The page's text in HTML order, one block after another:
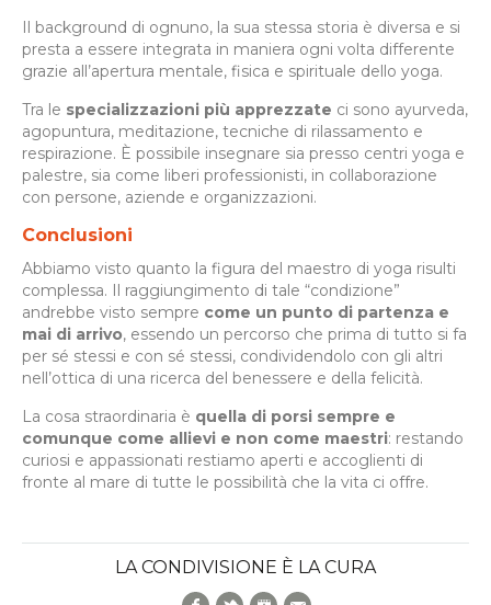
Il background di ognuno, la sua stessa storia è diversa e si
presta a essere integrata in maniera ogni volta differente
grazie all’apertura mentale, fisica e spirituale dello yoga.
Tra le specializzazioni più apprezzate ci sono ayurveda,
agopuntura, meditazione, tecniche di rilassamento e
respirazione. È possibile insegnare sia presso centri yoga e
palestre, sia come liberi professionisti, in collaborazione
con persone, aziende e organizzazioni.
Conclusioni
Abbiamo visto quanto la figura del maestro di yoga risulti
complessa. Il raggiungimento di tale “condizione”
andrebbe visto sempre come un punto di partenza e
mai di arrivo, essendo un percorso che prima di tutto si fa
per sé stessi e con sé stessi, condividendolo con gli altri
nell’ottica di una ricerca del benessere e della felicità.
La cosa straordinaria è quella di porsi sempre e
comunque come allievi e non come maestri: restando
curiosi e appassionati restiamo aperti e accoglienti di
fronte al mare di tutte le possibilità che la vita ci offre.
LA CONDIVISIONE È LA CURA